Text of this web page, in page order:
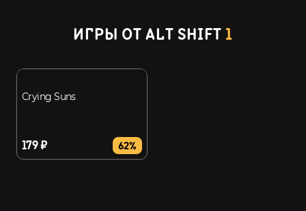
ИГРЫ ОТ ALT SHIFT 1
Crying Suns
179 ₽ 62%